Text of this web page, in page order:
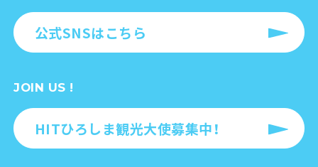
公式SNSはこちら
JOIN US !
HITひろしま観光大使募集中！